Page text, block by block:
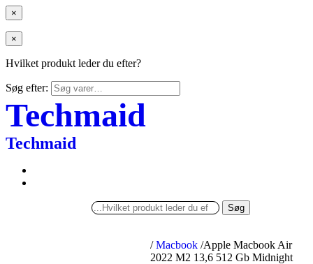
×
×
Hvilket produkt leder du efter?
Søg efter:
Techmaid
Techmaid
Søg
/ Macbook /Apple Macbook Air
2022 M2 13,6 512 Gb Midnight